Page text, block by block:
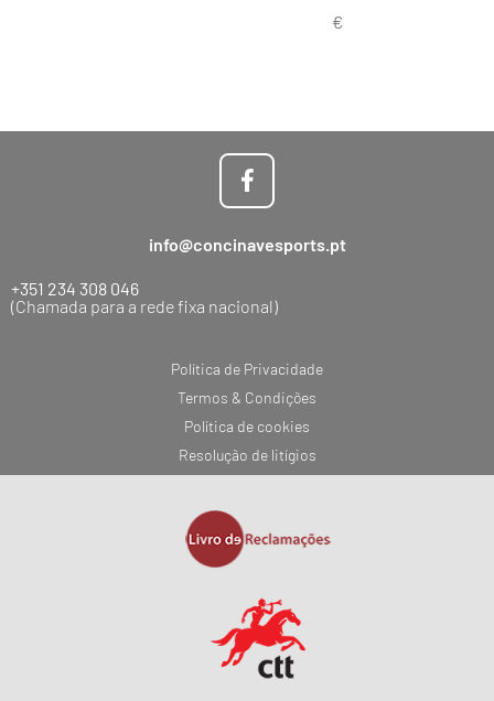
Política de Privacidade
Termos & Condições
Política de cookies
Resolução de litígios
info@concinavesports.pt
+351 234 308 046
(Chamada para a rede fixa nacional)